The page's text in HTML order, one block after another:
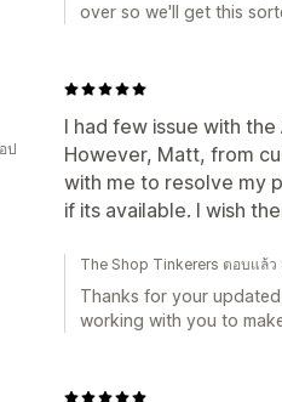
over so we'll get this
I had few issue with
However, Matt, from
with me to resolve my
if its available. I wish
ป
The Shop Tinkerers ตอบแล้ว
Thanks for your
working with you to